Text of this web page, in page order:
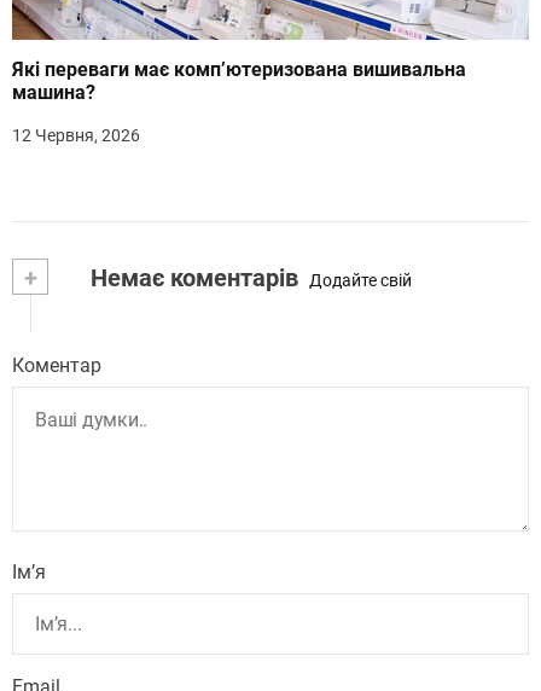
Які переваги має комп’ютеризована вишивальна
машина?
12 Червня, 2026
+ Немає коментарів Додайте свій
Коментар
Ім’я